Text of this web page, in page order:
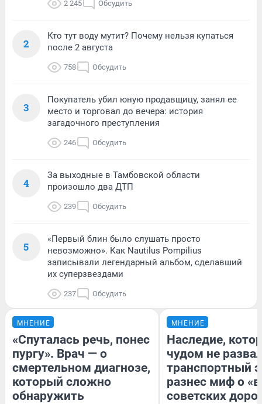
2 245 Обсудить
2
Кто тут воду мутит? Почему нельзя купаться
после 2 августа
758 Обсудить
3
Покупатель убил юную продавщицу, занял ее
место и торговал до вечера: история
загадочного преступления
246 Обсудить
4
За выходные в Тамбовской области
произошло два ДТП
239 Обсудить
5
«Первый блин было слушать просто
невозможно». Как Nautilus Pompilius
записывали легендарный альбом, сделавший
их суперзвездами
237 Обсудить
МНЕНИЕ
«Спуталась речь, понес
пургу». Врач — о
смертельном диагнозе,
который сложно
обнаружить
МНЕНИЕ
Наследие,
чудом не
транспортный
разнес миф о
советских